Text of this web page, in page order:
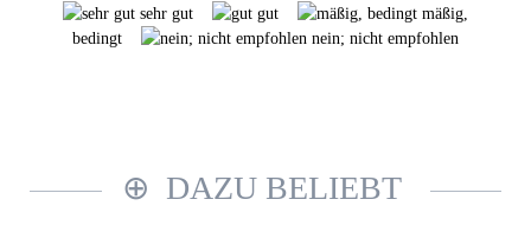
sehr gut gut
mäßig,
bedingt
nein; nicht empfohlen
DAZU BELIEBT